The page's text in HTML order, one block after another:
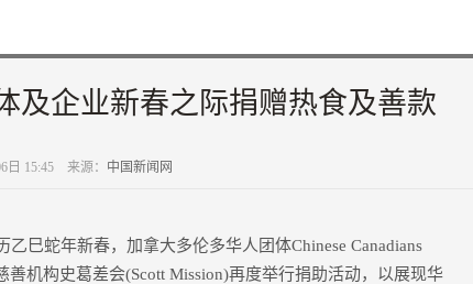
及企业新春之际捐赠热食及善款
日 15:45 来源： 中国新闻网
蛇年新春，加拿大多伦多华人团体Chinese Canadians
善机构史葛差会(Scott Mission)再度举行捐助活动，以展现华